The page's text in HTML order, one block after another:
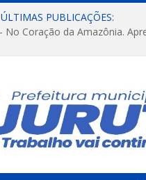
ÚLTIMAS PUBLICAÇÕES: